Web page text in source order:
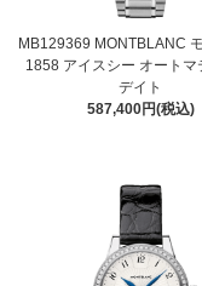
MB129369 MONTBLANC
1858 アイスシー オートマ
デイト
587,400円(税込)